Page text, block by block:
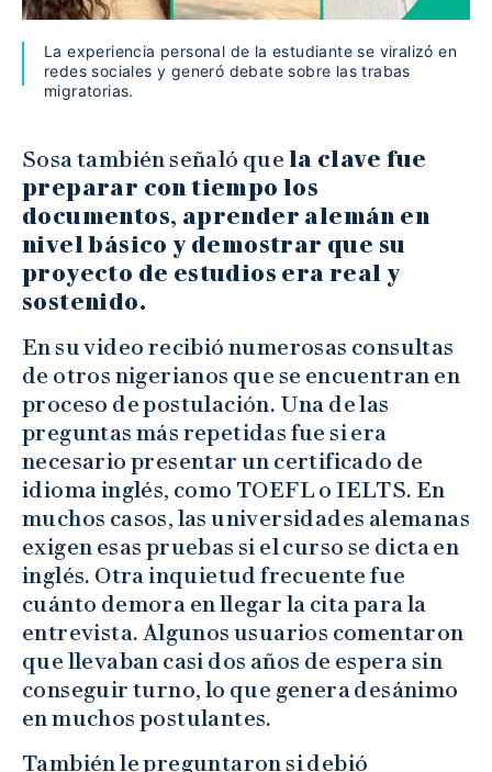
La experiencia personal de la estudiante se viralizó en
redes sociales y generó debate sobre las trabas
migratorias.
Sosa también señaló que la clave fue
preparar con tiempo los
documentos, aprender alemán en
nivel básico y demostrar que su
proyecto de estudios era real y
sostenido.
En su video recibió numerosas consultas
de otros nigerianos que se encuentran en
proceso de postulación. Una de las
preguntas más repetidas fue si era
necesario presentar un certificado de
idioma inglés, como TOEFL o IELTS. En
muchos casos, las universidades alemanas
exigen esas pruebas si el curso se dicta en
inglés. Otra inquietud frecuente fue
cuánto demora en llegar la cita para la
entrevista. Algunos usuarios comentaron
que llevaban casi dos años de espera sin
conseguir turno, lo que genera desánimo
en muchos postulantes.
También le preguntaron si debió